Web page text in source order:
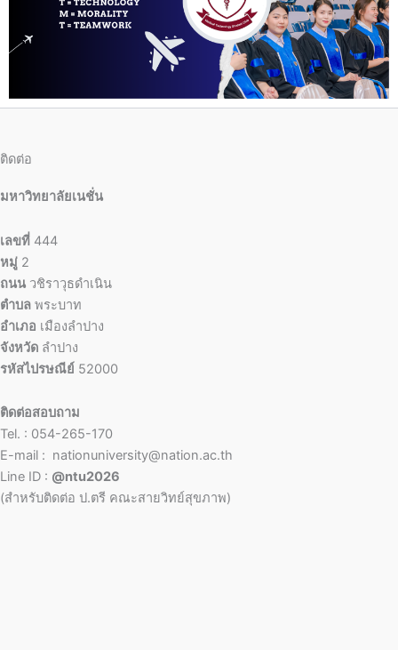
ติดต่อ
มหาวิทยาลัยเนชั่น
เลขที่ 444
หมู่ 2
ถนน วชิราวุธดำเนิน
ตำบล พระบาท
อำเภอ เมืองลำปาง
จังหวัด ลำปาง
รหัสไปรษณีย์ 52000
ติดต่อสอบถาม
Tel. : 054-265-170
E-mail : nationuniversity@nation.ac.th
Line ID : @ntu2026
(สำหรับติดต่อ ป.ตรี คณะสายวิทย์สุขภาพ)